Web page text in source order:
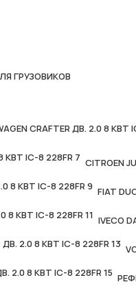
ГРУЗОВИКОВ
CITROEN
FIAT
IVECO